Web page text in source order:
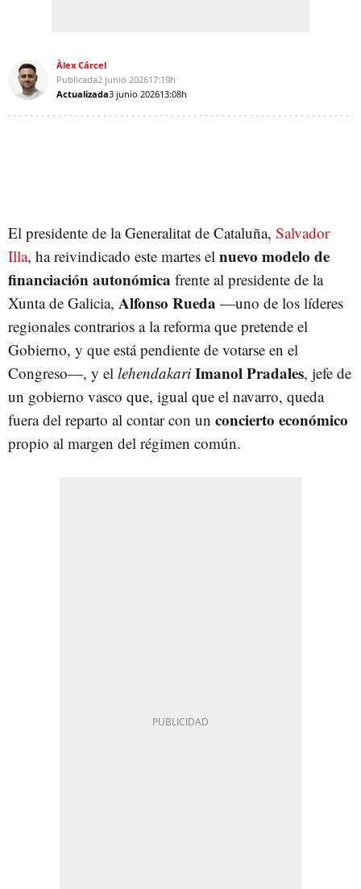
Àlex Cárcel
Publicada2 junio 202617:19h
Actualizada3 junio 202613:08h
El presidente de la Generalitat de Cataluña, Salvador
Illa, ha reivindicado este martes el nuevo modelo de
financiación autonómica frente al presidente de la
Xunta de Galicia, Alfonso Rueda —uno de los líderes
regionales contrarios a la reforma que pretende el
Gobierno, y que está pendiente de votarse en el
Congreso—, y el lehendakari Imanol Pradales, jefe de
un gobierno vasco que, igual que el navarro, queda
fuera del reparto al contar con un concierto económico
propio al margen del régimen común.